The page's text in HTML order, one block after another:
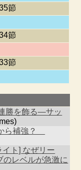
節
節
節
勝を飾る―サッ
ら補強？
ト] なぜリー
のレベルが急激に